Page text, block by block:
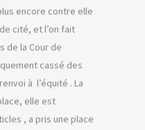
encore contre elle
cité, et l’on fait
de la Cour de
cassé des
à l’équité . La
elle est
, a pris une place